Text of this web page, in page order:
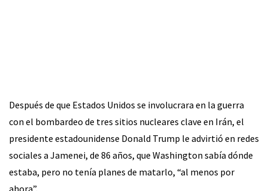
Después de que Estados Unidos se involucrara en la guerra
con el bombardeo de tres sitios nucleares clave en Irán, el
presidente estadounidense Donald Trump le advirtió en redes
sociales a Jamenei, de 86 años, que Washington sabía dónde
estaba, pero no tenía planes de matarlo, “al menos por
ahora”.